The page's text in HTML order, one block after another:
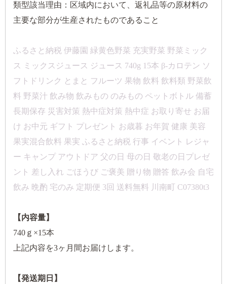
類型該当理由：区域内において、返礼品等の原材料の
主要な部分が生産されたものであること
ふるさと納税 伊藤園 緑黄色野菜 充実野菜 野菜ミック
ス ミックスジュース ジュース 740g 15本 β-カロテン ソ
フトドリンク とまと フルーツ 果物 飲料 飲料類 野菜飲
料 野菜汁 飲み物 飲みもの のみもの ペットボトル 備蓄
長期保存 災害対策 熱中症対策 熱中症 お取り寄せ お届
け お中元 ギフト プレゼント お歳暮 お年賀 健康 美容
果実混合飲料 果実 ふるさと納税 行事 イベント レジャ
ー キャンプ アウトドア 父の日 母の日 敬老の日プレゼ
ント 差し入れ ごほうび ご褒美 贈り物 贈答 飲み会 自宅
飲み 晩酌 宅のみ 定期便 3回 送料無料 川南町 C07380t3
【内容量】
740ｇ×15本
上記内容を3ヶ月間お届けします。
【発送期日】